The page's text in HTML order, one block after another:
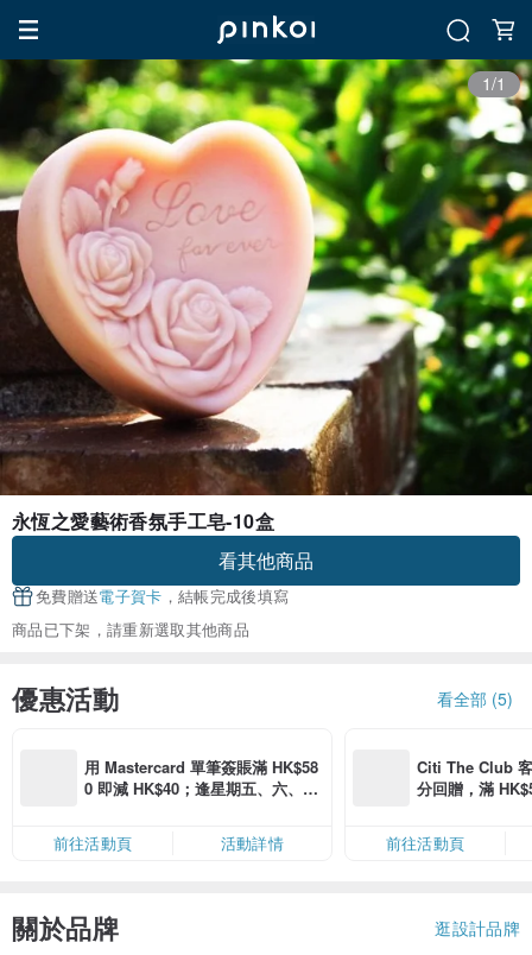
1/1
永恆之愛藝術香氛手工皂-10盒
看其他商品
免費贈送電子賀卡 ，結帳完成後填寫
商品已下架，請重新選取其他商品
優惠活動 看全部 (5)
用 Mastercard 單筆簽賬滿 HK$58
0 即減 HK$40；逢星期五、六、日
限，額滿即止，僅限「常用信用
卡」結帳）
前往活動頁 活動詳情
Citi The Club
分回贈，滿
前往活動頁
關於品牌 逛設計品牌